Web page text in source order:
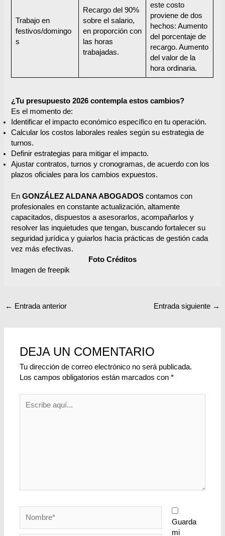
Trabajo en
festivos/domingo
s
Recargo del 90%
sobre el salario,
en proporción con
las horas
trabajadas.
este costo
proviene de dos
hechos: Aumento
del porcentaje de
recargo. Aumento
del valor de la
hora ordinaria.
¿Tu presupuesto 2026 contempla estos cambios?
Es el momento de:
Identificar el impacto económico específico en tu operación.
Calcular los costos laborales reales según su estrategia de
turnos.
Definir estrategias para mitigar el impacto.
Ajustar contratos, turnos y cronogramas, de acuerdo con los
plazos oficiales para los cambios expuestos.
EnGONZÁLEZ ALDANA ABOGADOS contamos con
profesionales en constante actualización, altamente
capacitados, dispuestos a asesorarlos, acompañarlos y
resolver las inquietudes que tengan, buscando fortalecer su
seguridad jurídica y guiarlos hacia prácticas de gestión cada
vez más efectivas.
Foto Créditos
Imagen de freepik
← Entrada anterior Entrada siguiente →
DEJA UN COMENTARIO
Tu dirección de correo electrónico no será publicada.
Los campos obligatorios están marcados con*
aquí...
Guarda
mi